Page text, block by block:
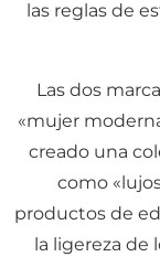
las reglas de
Las dos
«mujer
creado una
como
productos de
la ligereza de